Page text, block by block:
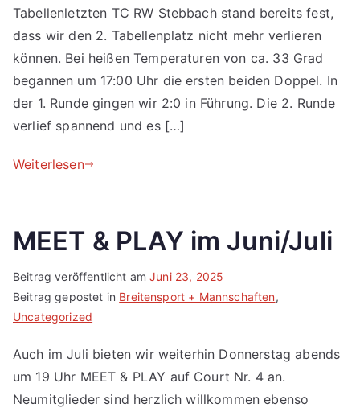
Tabellenletzten TC RW Stebbach stand bereits fest,
dass wir den 2. Tabellenplatz nicht mehr verlieren
können. Bei heißen Temperaturen von ca. 33 Grad
begannen um 17:00 Uhr die ersten beiden Doppel. In
der 1. Runde gingen wir 2:0 in Führung. Die 2. Runde
verlief spannend und es […]
Weiterlesen
MEET & PLAY im Juni/Juli
Beitrag veröffentlicht amJuni 23, 2025
Beitrag gepostet in Breitensport + Mannschaften,
Uncategorized
Auch im Juli bieten wir weiterhin Donnerstag abends
um 19 Uhr MEET & PLAY auf Court Nr. 4 an.
Neumitglieder sind herzlich willkommen ebenso